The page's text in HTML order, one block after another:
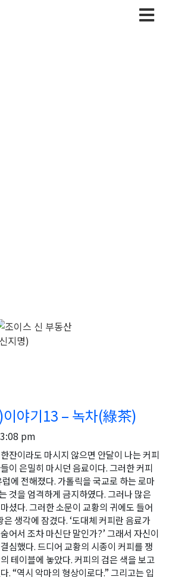
야기13 – 녹차(綠茶)
pm
잔이라도 마시지 않으면 안달이 나는 커피
이 은밀히 마시던 음료이다. 그러한 커피
에 전해졌다. 가톨릭을 국교로 하는 로마
것을 엄격하게 금지하였다. 그러나 많은
셨다. 그러한 소문이 교황의 귀에도 들어
생각에 잠겼다. ‘도대체 커피란 음료가
어서 조차 마신단 말인가?’ 그래서 자신이
심했다. 드디어 교황의 시종이 커피를 쟁
테이블에 놓았다. 커피의 검은 색을 보고
. “역시 악마의 형상이로다.” 그리고는 입